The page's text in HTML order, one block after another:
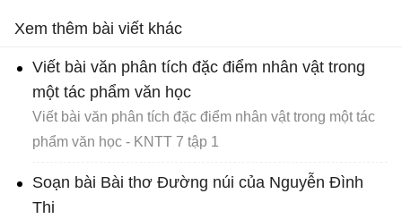
Xem thêm bài viết khác
Viết bài văn phân tích đặc điểm nhân vật trong
một tác phẩm văn học
Viết bài văn phân tích đặc điểm nhân vật trong một tác
phẩm văn học - KNTT 7 tập 1
Soạn bài Bài thơ Đường núi của Nguyễn Đình
Thi